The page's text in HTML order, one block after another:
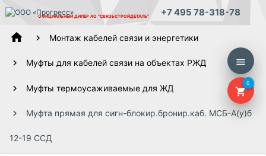
ОФИЦИАЛЬНЫЙ ДИЛЕР АО "СВЯЗЬСТРОЙДЕТАЛЬ" +7 495 78-318-78
menu
shopping_cart
0
home Монтаж кабелей связи и энергетики
Муфты для кабелей связи на объектах РЖД
Муфты термоусаживаемые для ЖД
Муфта прямая для сигн-блокир.бронир.каб. МСБ-А(у)б
12-19 ССД